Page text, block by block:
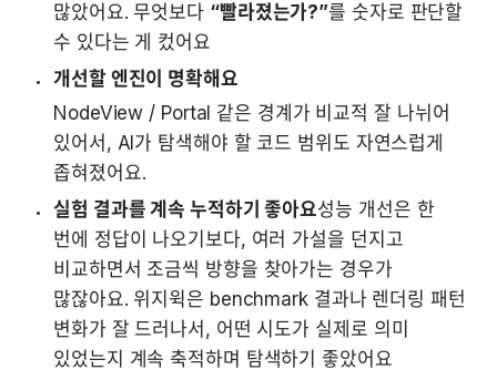
많았어요. 무엇보다 “빨라졌는가?”를 숫자로 판단할
수 있다는 게 컸어요
개선할 엔진이 명확해요
NodeView / Portal 같은 경계가 비교적 잘 나뉘어
있어서, AI가 탐색해야 할 코드 범위도 자연스럽게
좁혀졌어요.
실험 결과를 계속 누적하기 좋아요성능 개선은 한
번에 정답이 나오기보다, 여러 가설을 던지고
비교하면서 조금씩 방향을 찾아가는 경우가
많잖아요. 위지윅은 benchmark 결과나 렌더링 패턴
변화가 잘 드러나서, 어떤 시도가 실제로 의미
있었는지 계속 축적하며 탐색하기 좋았어요